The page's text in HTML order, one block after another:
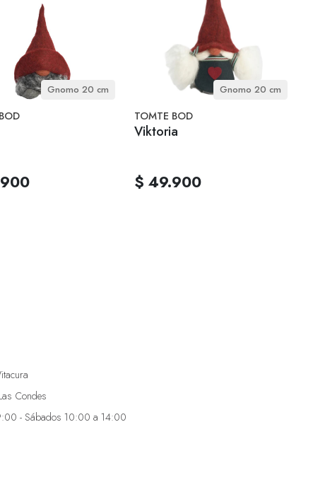
Gnomo 20 cm Gnomo 20 cm
TOMTE BOD
Viktoria
$ 49.900
Condes
- Sábados 10:00 a 14:00